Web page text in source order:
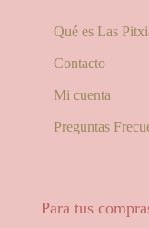
Qué es Las
Contacto
Mi cuenta
Preguntas
Para tus